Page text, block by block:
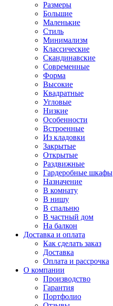
Размеры
Большие
Маленькие
Стиль
Минимализм
Классические
Скандинавские
Современные
Форма
Высокие
Квадратные
Угловые
Низкие
Особенности
Встроенные
Из кладовки
Закрытые
Открытые
Раздвижные
Гардеробные шкафы
Назначение
В комнату
В нишу
В спальню
В частный дом
На балкон
Доставка и оплата
Как сделать заказ
Доставка
Оплата и рассрочка
О компании
Производство
Гарантия
Портфолио